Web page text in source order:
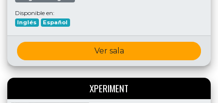
Disponible en:
Inglés Español
Ver sala
XPERIMENT